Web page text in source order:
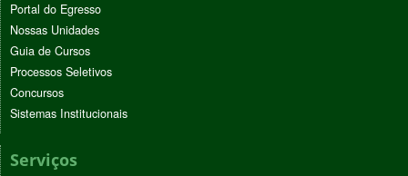
Portal do Egresso
Nossas Unidades
Guia de Cursos
Processos Seletivos
Concursos
Sistemas Institucionais
Serviços